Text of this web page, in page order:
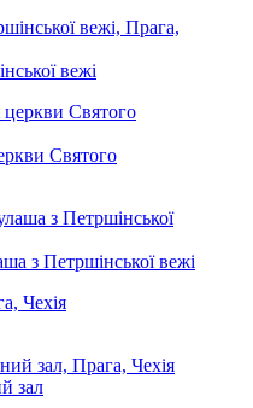
вежі
Святого
з Петршінської вежі
зал